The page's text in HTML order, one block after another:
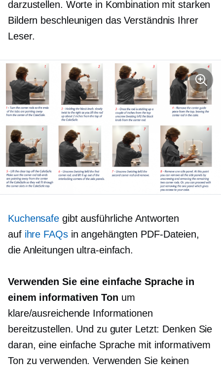
darzustellen. Worte in Kombination mit starken
Bildern beschleunigen das Verständnis Ihrer
Leser.
Kuchensafe gibt ausführliche Antworten
auf ihre FAQsin angehängten PDF-Dateien,
die Anleitungen ultra-einfach.
Verwenden Sie eine einfache Sprache in
einem informativen Ton um
klare/ausreichende Informationen
bereitzustellen. Und zu guter Letzt: Denken Sie
daran, eine einfache Sprache mit informativem
Ton zu verwenden. Verwenden Sie keinen